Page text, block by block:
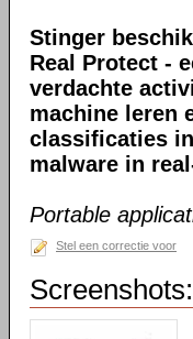
Stinger
Real Protect -
verdachte
machine leren
classificaties
malware in
Portable
Stel een correctie voor
Screenshots: